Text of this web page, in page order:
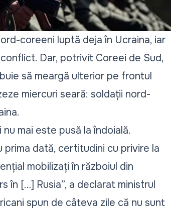
coreeni luptă deja în Ucraina, iar
Dar, potrivit Coreei de Sud,
să meargă ulterior pe frontul
miercuri seară: soldații nord-
mai este pusă la îndoială.
dată, certitudini cu privire la
mobilizați în războiul din
în […] Rusia”, a declarat ministrul
spun de câteva zile că nu sunt